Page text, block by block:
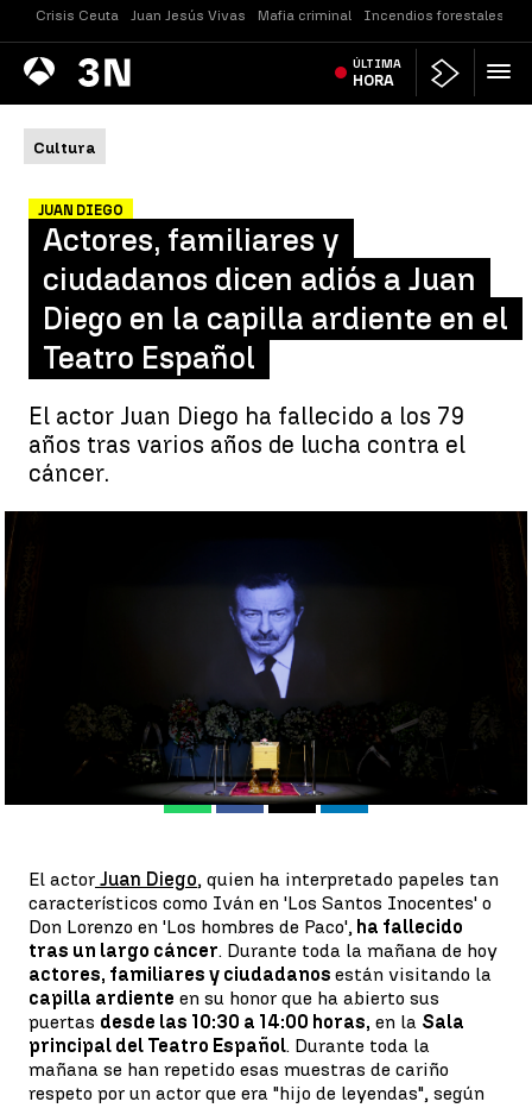
Crisis Ceuta Juan Jesús Vivas Mafia criminal Incendios forestales
Antena
3 Noticias ÚLTIMA
HORA
Cultura
JUAN DIEGO
Actores, familiares y
ciudadanos dicen adiós a Juan
Diego en la capilla ardiente en el
Teatro Español
El actor Juan Diego ha fallecido a los 79
años tras varios años de lucha contra el
cáncer.
Antena 3 Noticias
Publicado: 29 de abril de 2022, 10:42
WhatsappFacebook
X Linkedin
El actor Juan Diego, quien ha interpretado papeles tan
característicos como Iván en 'Los Santos Inocentes' o
Don Lorenzo en 'Los hombres de Paco', ha fallecido
tras un largo cáncer. Durante toda la mañana de hoy
actores, familiares y ciudadanos están visitando la
capilla ardiente en su honor que ha abierto sus
puertas desde las 10:30 a 14:00 horas, en la Sala
principal del Teatro Español. Durante toda la
mañana se han repetido esas muestras de cariño
respeto por un actor que era "hijo de leyendas", según